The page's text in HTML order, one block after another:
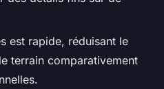
est rapide, réduisant le
terrain comparativement